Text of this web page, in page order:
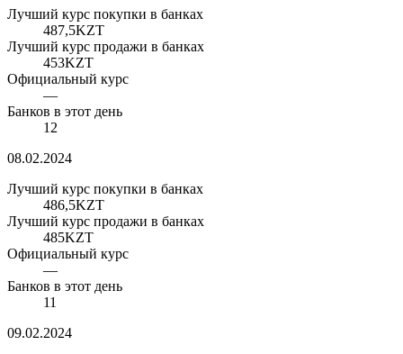
Лучший курс покупки в банках
487,5KZT
Лучший курс продажи в банках
453KZT
Официальный курс
—
Банков в этот день
12
08.02.2024
Лучший курс покупки в банках
486,5KZT
Лучший курс продажи в банках
485KZT
Официальный курс
—
Банков в этот день
11
09.02.2024